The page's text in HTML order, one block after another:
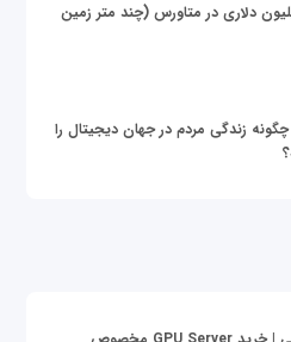
زمین 4.3 میلیون دلاری در متاورس (چند متر زمین
زندگی مردم در جهان دیجیتال را